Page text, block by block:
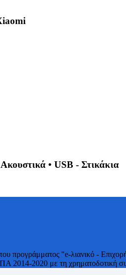
• USB - Στικάκια
προγράμματος "e-λιανικό -
2014-2020 με τη χρηματοδοτική